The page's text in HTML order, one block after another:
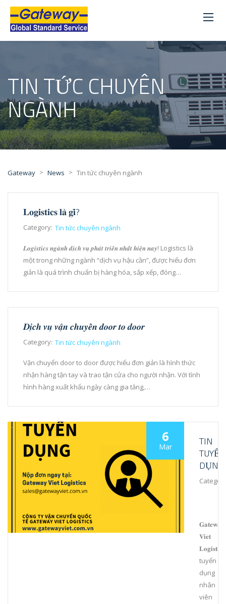
TIN TỨC CHUYÊN
NGÀNH
Gateway > News > Tin tức chuyên ngành
𝐋𝐨𝐠𝐢𝐬𝐭𝐢𝐜𝐬 𝐥𝐚̀ 𝐠𝐢̀?
Category: Tin tức chuyên ngành
𝑳𝒐𝒈𝒊𝒔𝒕𝒊𝒄𝒔 𝒏𝒈𝒂̀𝒏𝒉 𝒅𝒊̣𝒄𝒉 𝒗𝒖̣ 𝒑𝒉𝒂́𝒕 𝒕𝒓𝒊𝒆̂̉𝒏 𝒏𝒉𝒂̂́𝒕 𝒉𝒊𝒆̣̂𝒏 𝒏𝒂𝒚! Logistics là
một trong những ngành “dịch vụ hậu cần”, được hiểu đơn
giản là quá trình chuẩn bị hàng hóa, sắp xếp, đóng…
𝑫𝒊̣𝒄𝒉 𝒗𝒖̣ 𝒗𝒂̣̂𝒏 𝒄𝒉𝒖𝒚𝒆̂̉𝒏 𝒅𝒐𝒐𝒓 𝒕𝒐 𝒅𝒐𝒐𝒓
Category: Tin tức chuyên ngành
Vận chuyển door to door được hiểu đơn giản là hình thức
nhận hàng tận tay và trao tận cửa cho người nhận. Với tình
hình hàng xuất khẩu ngày càng gia tăng,…
6
Mar
TIN
TUYỂN
DỤNG
𝐆𝐚𝐭𝐞𝐰𝐚𝐲
𝐕𝐢𝐞𝐭
𝐋𝐨𝐠𝐢𝐬𝐭𝐢𝐜𝐬
tuyển
dụng
nhân
viên